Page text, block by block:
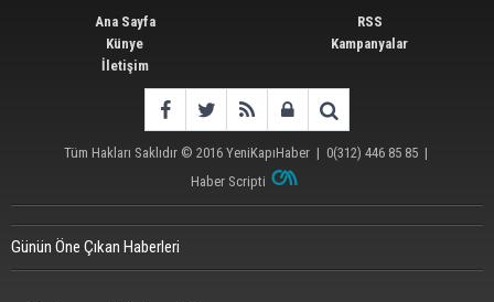
Ana Sayfa
Künye
İletişim
RSS
Kampanyalar
Tüm Hakları Saklıdır © 2016 YeniKapıHaber| 0(312) 446 85 85|
Haber Scripti
Günün Öne Çıkan Haberleri